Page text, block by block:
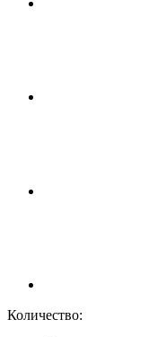
Количество: